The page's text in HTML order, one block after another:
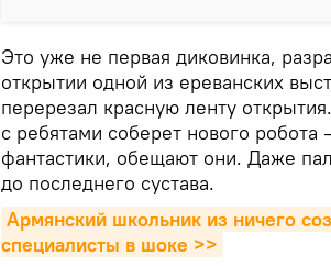
Это уже не первая диковинка,
открытии одной из ереванских
перерезал красную ленту
с ребятами соберет нового робота
фантастики, обещают они. Даже
до последнего сустава.
Армянский школьник из ничего
специалисты в шоке >>